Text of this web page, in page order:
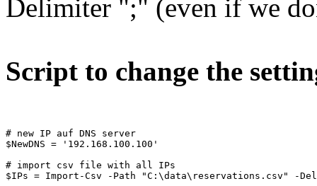
Delimiter ";" (even if we
Script to change the
# new IP auf DNS server
$NewDNS = '192.168.100.100'
# import csv file with all IPs
$IPs = Import-Csv -Path "C:\data\reservations.csv" -